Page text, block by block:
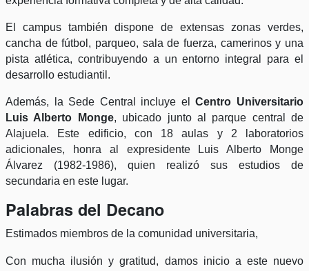
El campus también dispone de extensas zonas verdes,
cancha de fútbol, parqueo, sala de fuerza, camerinos y una
pista atlética, contribuyendo a un entorno integral para el
desarrollo estudiantil.
Además, la Sede Central incluye elCentro Universitario
Luis Alberto Monge, ubicado junto al parque central de
Alajuela. Este edificio, con 18 aulas y 2 laboratorios
adicionales, honra al expresidente Luis Alberto Monge
Álvarez (1982-1986), quien realizó sus estudios de
secundaria en este lugar.
Palabras del Decano
Estimados miembros de la comunidad universitaria,
Con mucha ilusión y gratitud, damos inicio a este nuevo